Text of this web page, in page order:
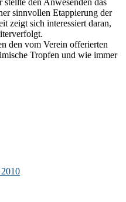
sinnvollen Etappierung der
zeigt sich interessiert daran,
den vom Verein offerierten
Tropfen und wie immer